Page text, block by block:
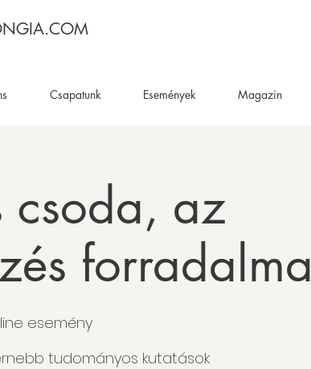
Csapatunk Események Magazin
csoda, az
forradalma
esemény
tudományos kutatások